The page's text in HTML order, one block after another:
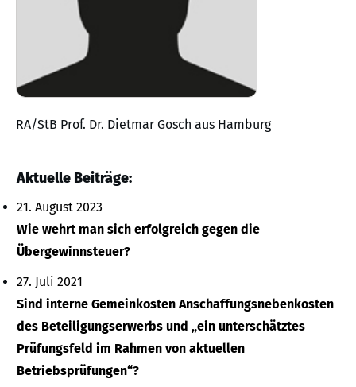
RA/StB Prof. Dr. Dietmar Gosch aus Hamburg
Aktuelle Beiträge:
21. August 2023
Wie wehrt man sich erfolgreich gegen die
Übergewinnsteuer?
27. Juli 2021
Sind interne Gemeinkosten Anschaffungsnebenkosten
des Beteiligungserwerbs und „ein unterschätztes
Prüfungsfeld im Rahmen von aktuellen
Betriebsprüfungen“?